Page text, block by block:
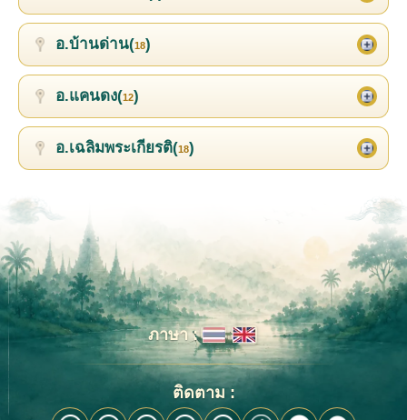
อ.บ้านด่าน(18)
อ.แคนดง(12)
อ.เฉลิมพระเกียรติ(18)
ภาษา :
ติดตาม :